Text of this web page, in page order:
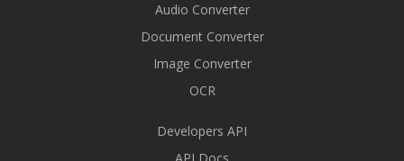
Audio Converter
Document Converter
Image Converter
OCR
Developers API